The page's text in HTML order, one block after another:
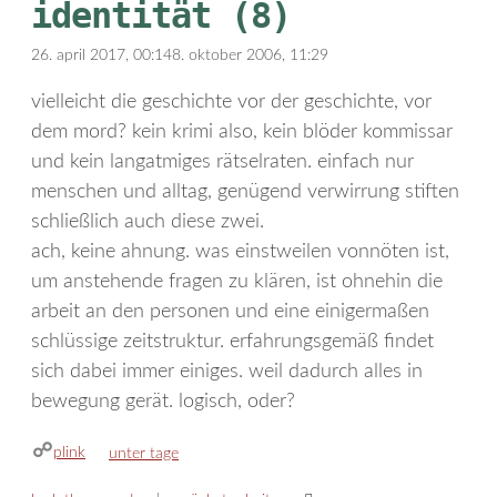
identität (8)
26. april 2017, 00:148. oktober 2006, 11:29
vielleicht die geschichte vor der geschichte, vor
dem mord? kein krimi also, kein blöder kommissar
und kein langatmiges rätselraten. einfach nur
menschen und alltag, genügend verwirrung stiften
schließlich auch diese zwei.
ach, keine ahnung. was einstweilen vonnöten ist,
um anstehende fragen zu klären, ist ohnehin die
arbeit an den personen und eine einigermaßen
schlüssige zeitstruktur. erfahrungsgemäß findet
sich dabei immer einiges. weil dadurch alles in
bewegung gerät. logisch, oder?
plink kategorien
unter tage